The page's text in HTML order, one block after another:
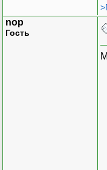
nop
Гость